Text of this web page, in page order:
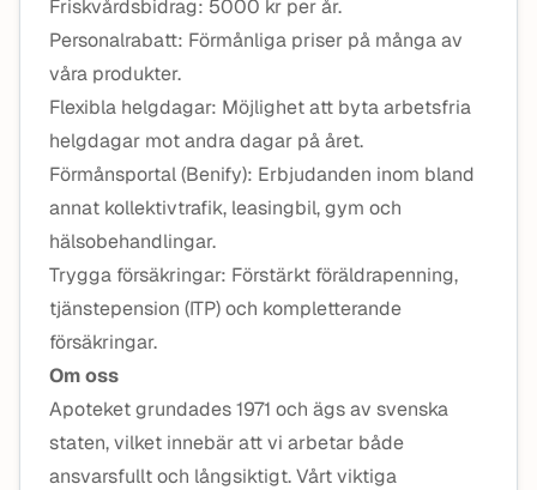
Friskvårdsbidrag: 5000 kr per år.
Personalrabatt: Förmånliga priser på många av
våra produkter.
Flexibla helgdagar: Möjlighet att byta arbetsfria
helgdagar mot andra dagar på året.
Förmånsportal (Benify): Erbjudanden inom bland
annat kollektivtrafik, leasingbil, gym och
hälsobehandlingar.
Trygga försäkringar: Förstärkt föräldrapenning,
tjänstepension (ITP) och kompletterande
försäkringar.
Om oss
Apoteket grundades 1971 och ägs av svenska
staten, vilket innebär att vi arbetar både
ansvarsfullt och långsiktigt. Vårt viktiga